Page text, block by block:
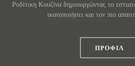
Ροδίτικη Κουζίνα δημιουργώντας το
ικανοποιήσει και τον πιο
ΠΡΟΦΊΛ